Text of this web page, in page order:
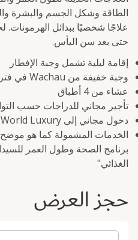
الطاقة وشكل الجسم والبشرة
علاجًا شخصيًا ببدائل
حتى بعد سن اليأس.
إقامة ليلية تشمل وجبة الإفطار
وجبة خفيفة من Wachau في فترة بعد الظهر
عشاء من 4 أطباق
تأجير مجاني للدراجات حسب
دخول مجاني إلى SPA World Luxury
الخدمات المشمولة كما هو
برنامج الصحة وطول العمر
الغذائي"
حجز العرض